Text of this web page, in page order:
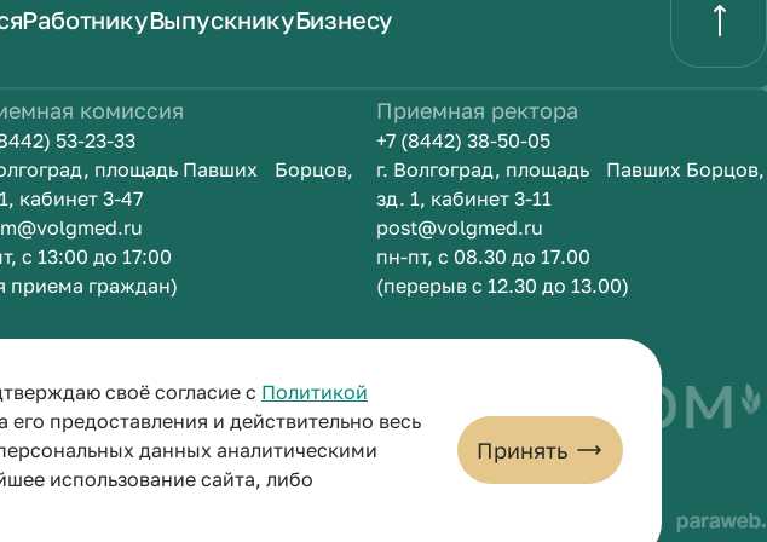
своё согласие с Политикой
его предоставления и действительно весь
данных аналитическими
использование сайта, либо
Принять
РаботникуВыпускникуБизнесу
комиссия
53-23-33
площадь Павших Борцов,
кабинет 3-47
с 13:00 до 17:00
приема граждан)
Приемная ректора
+7 (8442) 38-50-05
г. Волгоград, площадь Павших Борцов,
зд. 1, кабинет 3-11
post@volgmed.ru
пн-пт, с 08.30 до 17.00
(перерыв с 12.30 до 13.00)
быть врачом